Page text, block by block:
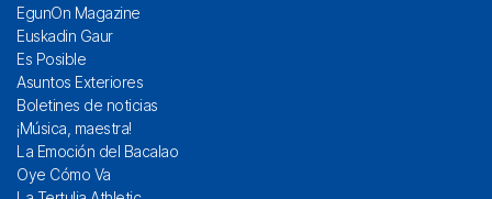
EgunOn Magazine
Euskadin Gaur
Es Posible
Asuntos Exteriores
Boletines de noticias
¡Música, maestra!
La Emoción del Bacalao
Oye Cómo Va